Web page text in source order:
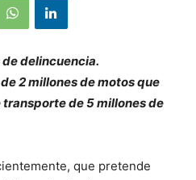
delincuencia.
2 millones de motos que
de 5 millones de
que pretende